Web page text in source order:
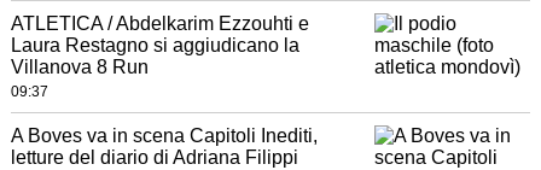
ATLETICA / Abdelkarim Ezzouhti e
Laura Restagno si aggiudicano la
Villanova 8 Run
09:37
A Boves va in scena Capitoli Inediti,
letture del diario di Adriana Filippi